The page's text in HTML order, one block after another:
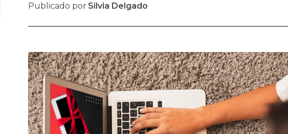
Publicado por Silvia Delgado